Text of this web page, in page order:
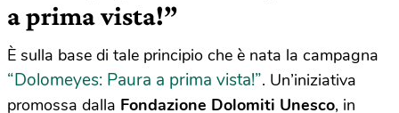
a prima vista!”
È sulla base di tale principio che è nata la campagna
“Dolomeyes: Paura a prima vista!”. Un’iniziativa
promossa dalla Fondazione Dolomiti Unesco, in